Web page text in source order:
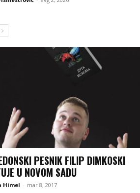
PESNIK FILIP DIMKOSKI
U NOVOM SADU
Himel - mar 8, 2017